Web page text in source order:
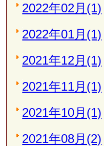
2022年02月(1)
2022年01月(1)
2021年12月(1)
2021年11月(1)
2021年10月(1)
2021年08月(2)